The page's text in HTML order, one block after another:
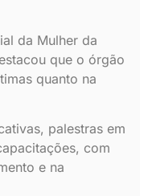
da Mulher da
que o órgão
quanto na
palestras em
com
e na